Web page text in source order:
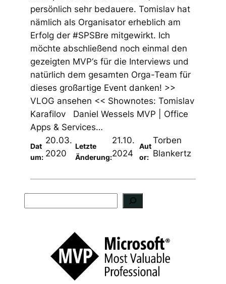
persönlich sehr bedauere. Tomislav hat
nämlich als Organisator erheblich am
Erfolg der #SPSBre mitgewirkt. Ich
möchte abschließend noch einmal den
gezeigten MVP‘s für die Interviews und
natürlich dem gesamten Orga-Team für
dieses großartige Event danken! >>
VLOG ansehen << Shownotes: Tomislav
Karafilov Daniel Wessels MVP | Office
Apps & Services…
Dat
um:
20.03.
2020
Letzte
Änderung:
21.10.
2024
Aut
or:
Torben
Blankertz